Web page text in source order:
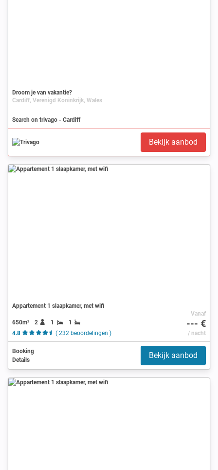
Droom je van vakantie?
Cardiff, Verenigd Koninkrijk, Wales
Search on trivago - Cardiff
Bekijk aanbod
Appartement 1 slaapkamer, met wifi
650m² 2 1
1
4.8
( 232 beoordelingen )
Vanaf
--- €
/ nacht
Booking
Details
Bekijk aanbod